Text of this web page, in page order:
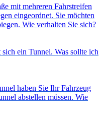
mit mehreren Fahrstreifen
eingeordnet. Sie möchten
Wie verhalten Sie sich?
ein Tunnel. Was sollte ich
haben Sie Ihr Fahrzeug
abstellen müssen. Wie